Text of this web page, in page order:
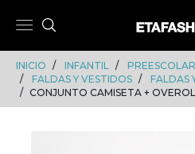
INICIO INFANTIL
FALDAS Y VESTIDOS
FALDAS
CONJUNTO CAMISETA + OVEROL